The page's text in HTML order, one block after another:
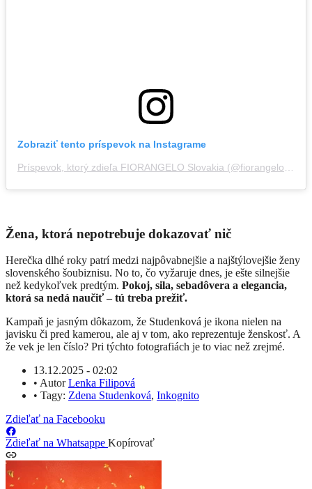
Zobraziť tento príspevok na Instagrame
Žena, ktorá nepotrebuje dokazovať nič
Herečka dlhé roky patrí medzi najpôvabnejšie a najštýlovejšie ženy
slovenského šoubiznisu. No to, čo vyžaruje dnes, je ešte silnejšie
než kedykoľvek predtým. Pokoj, sila, sebadôvera a elegancia,
ktorá sa nedá naučiť – tú treba prežiť.
Kampaň je jasným dôkazom, že Studenková je ikona nielen na
javisku či pred kamerou, ale aj v tom, ako reprezentuje ženskosť. A
že vek je len číslo? Pri týchto fotografiách je to viac než zrejmé.
13.12.2025 - 02:02
• AutorLenka Filipová
• Tagy: Zdena Studenková, Inkognito
Zdieľať na Facebooku
Zdieľať na Whatsappe Kopírovať